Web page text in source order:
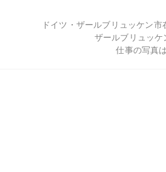
ドイツ・ザールブリュッケン
ザールブリュッケ
仕事の写真